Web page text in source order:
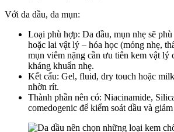
Với da dầu, da mụn:
Loại phù hợp: Da dầu, mụn nhẹ sẽ
hoặc lai vật lý – hóa học (mỏng nhẹ,
mụn viêm nặng cần ưu tiên kem vật lý
kháng khuẩn nhẹ.
Kết cấu: Gel, fluid, dry touch hoặc
nhờn rít.
Thành phần nên có: Niacinamide,
comedogenic để kiểm soát dầu và